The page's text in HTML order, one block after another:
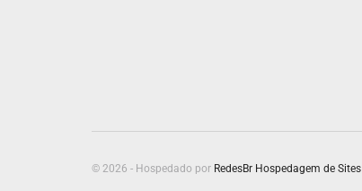
© 2026 - Hospedado por RedesBr Hospedagem de Sites